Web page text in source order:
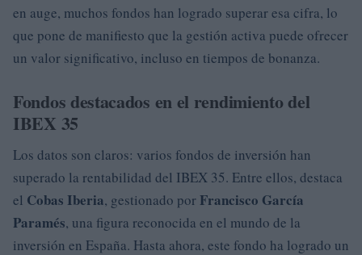
en auge, muchos fondos han logrado superar esa cifra, lo
que pone de manifiesto que la gestión activa puede ofrecer
un valor significativo, incluso en tiempos de bonanza.
Fondos destacados en el rendimiento del
IBEX 35
Los datos son claros: varios fondos de inversión han
superado la rentabilidad del IBEX 35. Entre ellos, destaca
el Cobas Iberia, gestionado por Francisco García
Paramés, una figura reconocida en el mundo de la
inversión en España. Hasta ahora, este fondo ha logrado un